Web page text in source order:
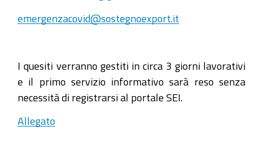
emergenzacovid@sostegnoexport.it
I quesiti verranno gestiti in circa 3 giorni lavorativi
e il primo servizio informativo sarà reso senza
necessità di registrarsi al portale SEI.
Allegato